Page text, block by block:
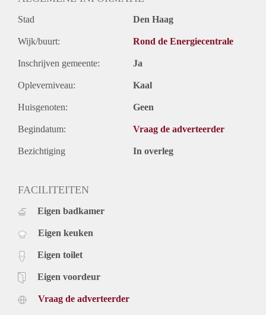
Stad Den Haag
Wijk/buurt: Rond de Energiecentrale
Inschrijven gemeente: Ja
Opleverniveau: Kaal
Huisgenoten: Geen
Begindatum: Vraag de adverteerder
Bezichtiging In overleg
FACILITEITEN
Eigen badkamer
Eigen keuken
Eigen toilet
Eigen voordeur
Vraag de adverteerder